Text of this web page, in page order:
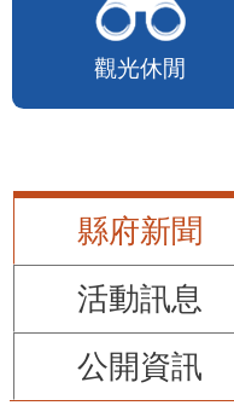
觀光休閒
縣府新聞
活動訊息
公開資訊